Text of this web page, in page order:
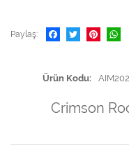
Paylaş
Ürün Kodu
Crimson